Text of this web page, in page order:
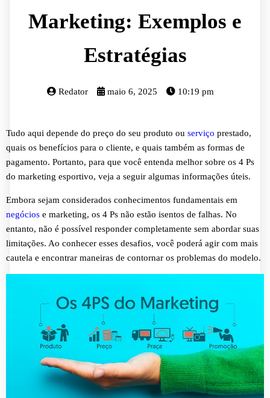
Marketing: Exemplos e
Estratégias
Redator maio 6, 2025 10:19 pm
Tudo aqui depende do preço do seu produto ou serviço prestado,
quais os benefícios para o cliente, e quais também as formas de
pagamento. Portanto, para que você entenda melhor sobre os 4 Ps
do marketing esportivo, veja a seguir algumas informações úteis.
Embora sejam considerados conhecimentos fundamentais em
negócios e marketing, os 4 Ps não estão isentos de falhas. No
entanto, não é possível responder completamente sem abordar suas
limitações. Ao conhecer esses desafios, você poderá agir com mais
cautela e encontrar maneiras de contornar os problemas do modelo.